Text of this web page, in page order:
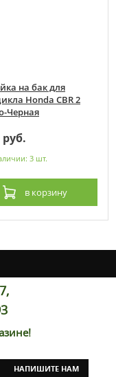
на бак для
Honda CBR 2
Черная
руб.
3 шт.
в корзину
НАПИШИТЕ НАМ